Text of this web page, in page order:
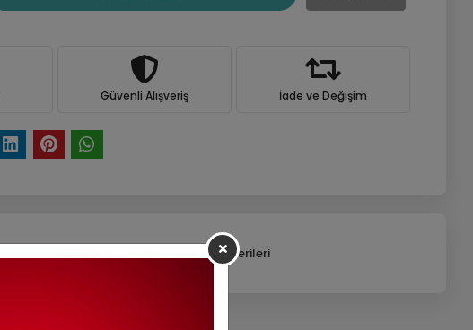
Güvenli Alışveriş İade ve Değişim
Ürün Önerileri